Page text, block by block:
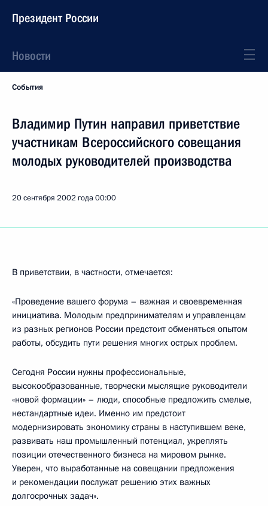
Президент России
Новости
События
Владимир Путин направил приветствие
участникам Всероссийского совещания
молодых руководителей производства
20 сентября 2002 года00:00
В приветствии, в частности, отмечается:
«Проведение вашего форума – важная и своевременная
инициатива. Молодым предпринимателям и управленцам
из разных регионов России предстоит обменяться опытом
работы, обсудить пути решения многих острых проблем.
Сегодня России нужны профессиональные,
высокообразованные, творчески мыслящие руководители
«новой формации» – люди, способные предложить смелые,
нестандартные идеи. Именно им предстоит
модернизировать экономику страны в наступившем веке,
развивать наш промышленный потенциал, укреплять
позиции отечественного бизнеса на мировом рынке.
Уверен, что выработанные на совещании предложения
и рекомендации послужат решению этих важных
долгосрочных задач».